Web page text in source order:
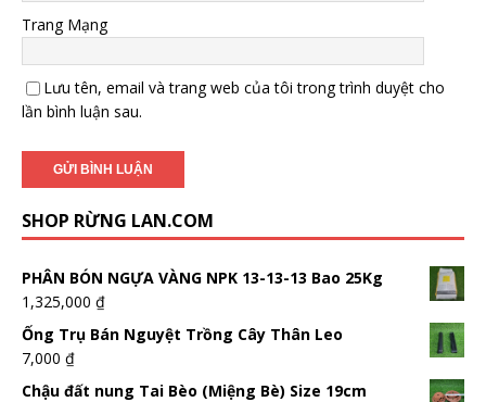
Trang Mạng
Lưu tên, email và trang web của tôi trong trình duyệt cho
lần bình luận sau.
SHOP RỪNG LAN.COM
PHÂN BÓN NGỰA VÀNG NPK 13-13-13 Bao 25Kg
1,325,000 ₫
Ống Trụ Bán Nguyệt Trồng Cây Thân Leo
7,000 ₫
Chậu đất nung Tai Bèo (Miệng Bè) Size 19cm